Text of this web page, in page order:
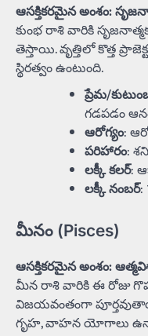
ఆసక్తికరమైన అంశం:
కుంభ రాశి వారికి
తెస్తాయి. వృత్తిలో కొత్త
స్థిరత్వం ఉంటుంది.
ప్రేమ/
గడపడం
ఆరోగ్యం:
పరిహారం:
లక్కీ కలర్:
లక్కీ నంబర్:
మీనం (Pisces)
ఆసక్తికరమైన అంశం:
మీన రాశి వారికి ఈ రోజు
విజయవంతంగా
గృహ, వాహన యోగాలు